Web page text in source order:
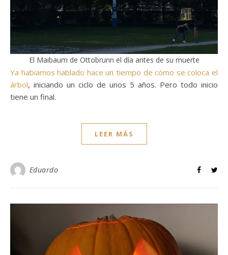
El Maibaum de Ottobrunn el día antes de su muerte
Ya habiamos hablado hace un tiempo de cómo se coloca el
árbol, iniciando un ciclo de unos 5 años. Pero todo inicio
tiene un final.
LEER MÁS
Eduardo